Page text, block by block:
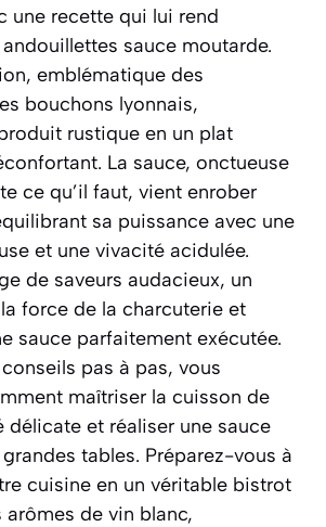
une recette qui lui rend
sauce moutarde.
emblématique des
bouchons lyonnais,
rustique en un plat
La sauce, onctueuse
ce qu’il faut, vient enrober
sa puissance avec une
et une vivacité acidulée.
de saveurs audacieux, un
force de la charcuterie et
sauce parfaitement exécutée.
pas à pas, vous
maîtriser la cuisson de
et réaliser une sauce
tables. Préparez-vous à
cuisine en un véritable bistrot
arômes de vin blanc,